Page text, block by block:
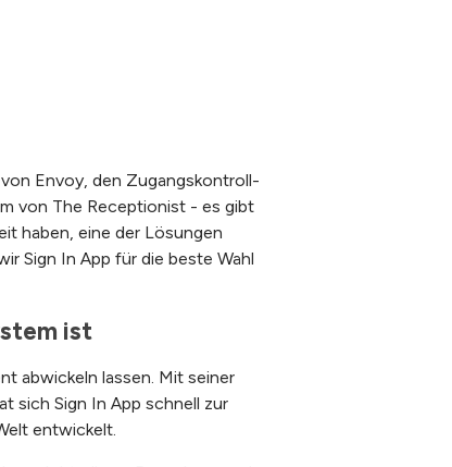
Envoy, den Zugangskontroll-
von The Receptionist - es gibt
haben, eine der Lösungen
Sign In App für die beste Wahl
ist
abwickeln lassen. Mit seiner
sich Sign In App schnell zur
entwickelt.